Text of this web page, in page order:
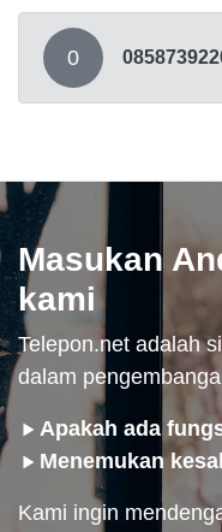
0
Masukan
kami
Telepon.net adalah
dalam
Apakah ada
Menemukan
Kami ingin